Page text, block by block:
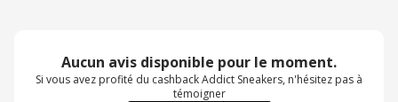
Aucun avis disponible pour le moment.
Si vous avez profité du cashback Addict Sneakers, n'hésitez pas à
témoigner